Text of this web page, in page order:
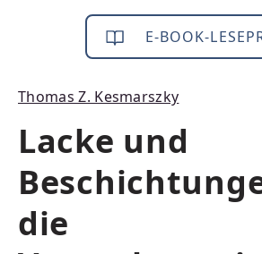
E-BOOK-
Thomas Z. Kesmarszky
Lacke und
die